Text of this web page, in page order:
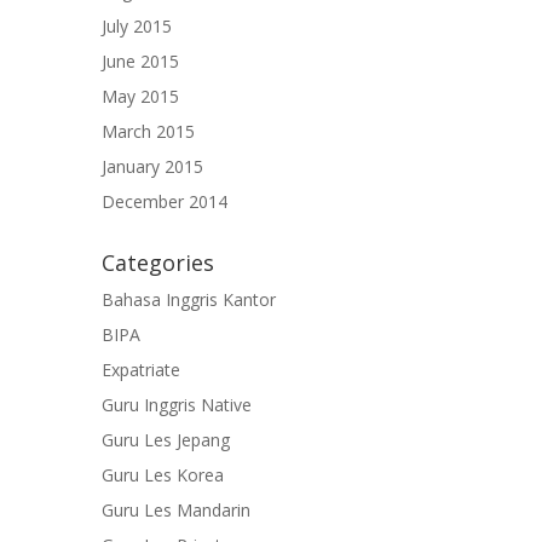
July 2015
June 2015
May 2015
March 2015
January 2015
December 2014
Categories
Bahasa Inggris Kantor
BIPA
Expatriate
Guru Inggris Native
Guru Les Jepang
Guru Les Korea
Guru Les Mandarin